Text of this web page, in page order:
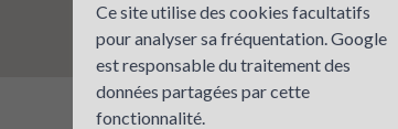
Ce site utilise des cookies facultatifs
pour analyser sa fréquentation. Google
est responsable du traitement des
données partagées par cette
fonctionnalité.